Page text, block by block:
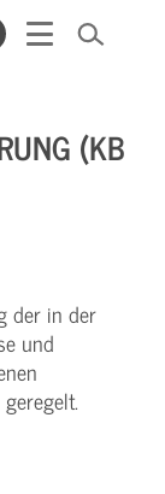
(KB
der in der
und